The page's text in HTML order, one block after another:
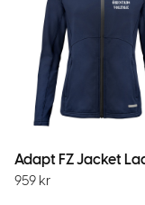
959 kr